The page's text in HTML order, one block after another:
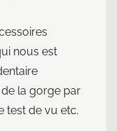
nous est
la gorge par
test de vu etc.